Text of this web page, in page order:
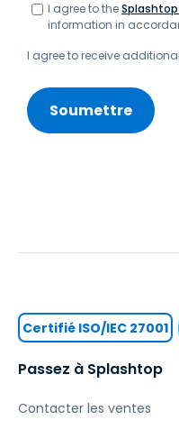
I agree to the
information in
I agree to receive
Passez à Splashtop
Contacter les ventes
Certifié ISO/IEC 27001